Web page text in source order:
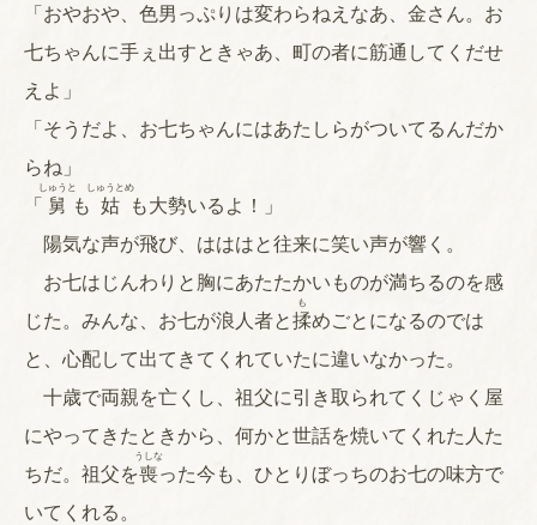
「おやおや、色男っぷりは変わらねえなあ、金さん。お
七ちゃんに手ぇ出すときゃあ、町の者に筋通してくだせ
えよ」
「そうだよ、お七ちゃんにはあたしらがついてるんだか
らね」
「 舅
しゅうと
も 姑
しゅうとめ
も大勢いるよ！」
陽気な声が飛び、はははと往来に笑い声が響く。
お七はじんわりと胸にあたたかいものが満ちるのを感
じた。みんな、お七が浪人者と揉
も
めごとになるのでは
と、心配して出てきてくれていたに違いなかった。
十歳で両親を亡くし、祖父に引き取られてくじゃく屋
にやってきたときから、何かと世話を焼いてくれた人た
ちだ。祖父を喪
うしな
った今も、ひとりぼっちのお七の味方で
いてくれる。